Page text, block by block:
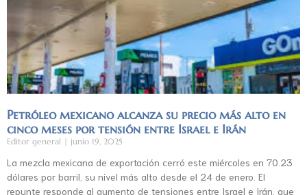
Petróleo mexicano alcanza su precio más alto en
cinco meses por tensión entre Israel e Irán
Editor general junio 19, 2025
La mezcla mexicana de exportación cerró este miércoles en 70.23
dólares por barril, su nivel más alto desde el 24 de enero. El
repunte responde al aumento de tensiones entre Israel e Irán, que